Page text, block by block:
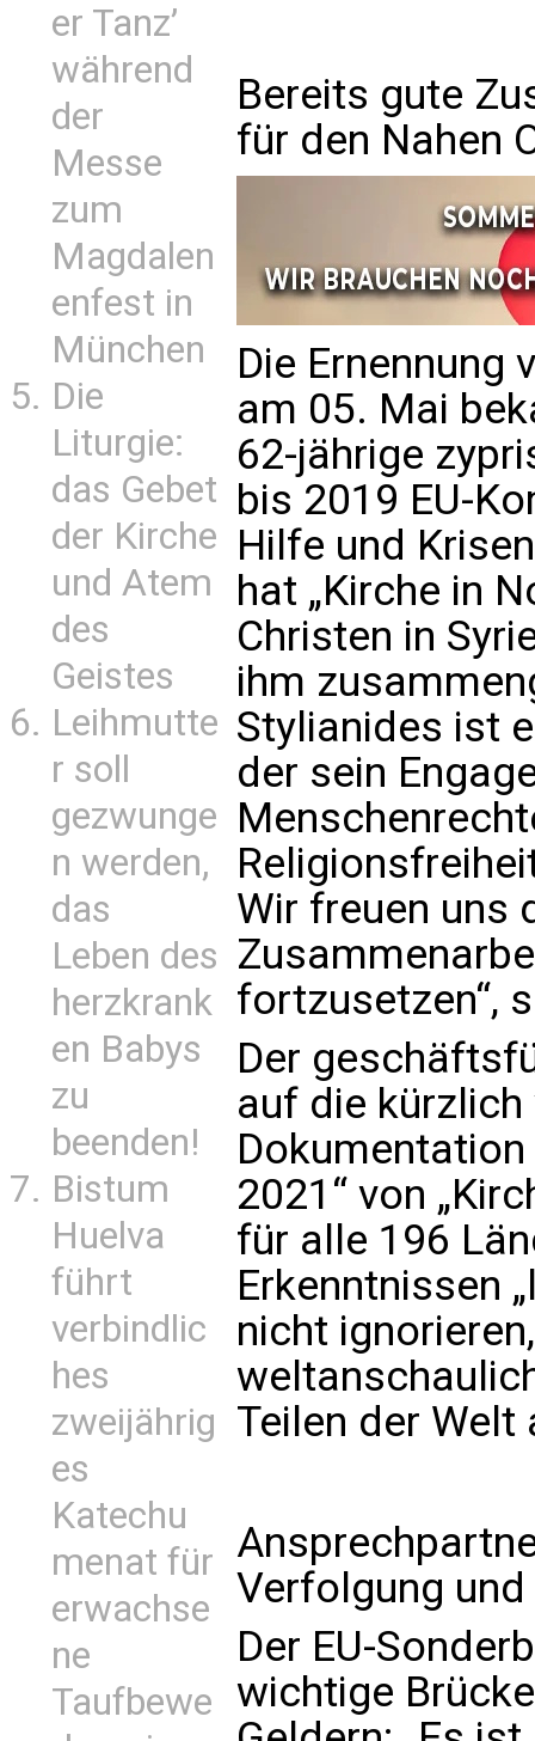
er Tanz’
während
der
Messe
zum
Magdalen
enfest in
München
Die
Liturgie:
das Gebet
der Kirche
und Atem
des
Geistes
Leihmutte
r soll
gezwunge
n werden,
das
Leben des
herzkrank
en Babys
zu
beenden!
Bistum
Huelva
führt
verbindlic
hes
zweijährig
es
Katechu
menat für
erwachse
ne
Taufbewe
Bereits gute
für den Nahen
Die Ernennung
am 05. Mai
62-jährige
bis 2019 EU-
Hilfe und
hat „Kirche in
Christen in
ihm
Stylianides ist
der sein
Wir freuen uns
fortzusetzen“,
Der
auf die
2021“ von
für alle 196
Erkenntnissen
nicht
Teilen der Welt
Verfolgung
Der EU-
wichtige